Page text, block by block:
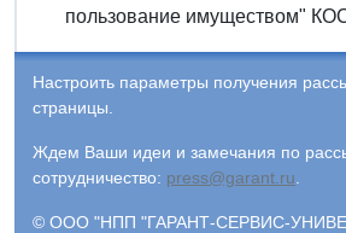
пользование имуществом"
Настроить параметры получения
страницы.
Ждем Ваши идеи и замечания по
сотрудничество: press@garant.ru
© ООО "НПП "ГАРАНТ-СЕРВИС-